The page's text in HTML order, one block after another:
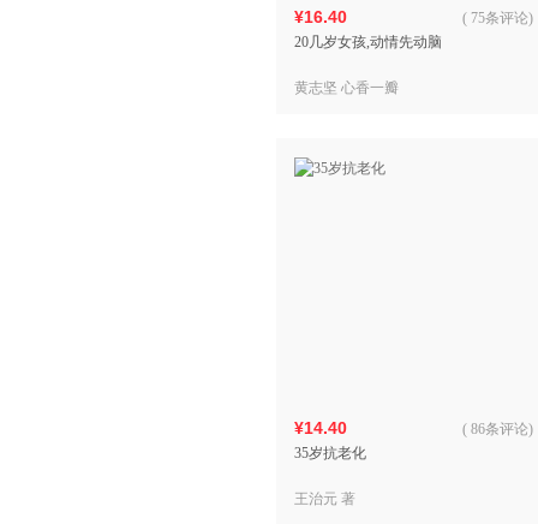
¥16.40
20几岁女孩,动情先动脑
( 75条评论)
黄志坚 心香一瓣
¥14.40
35岁抗老化
( 86条评论)
王治元 著